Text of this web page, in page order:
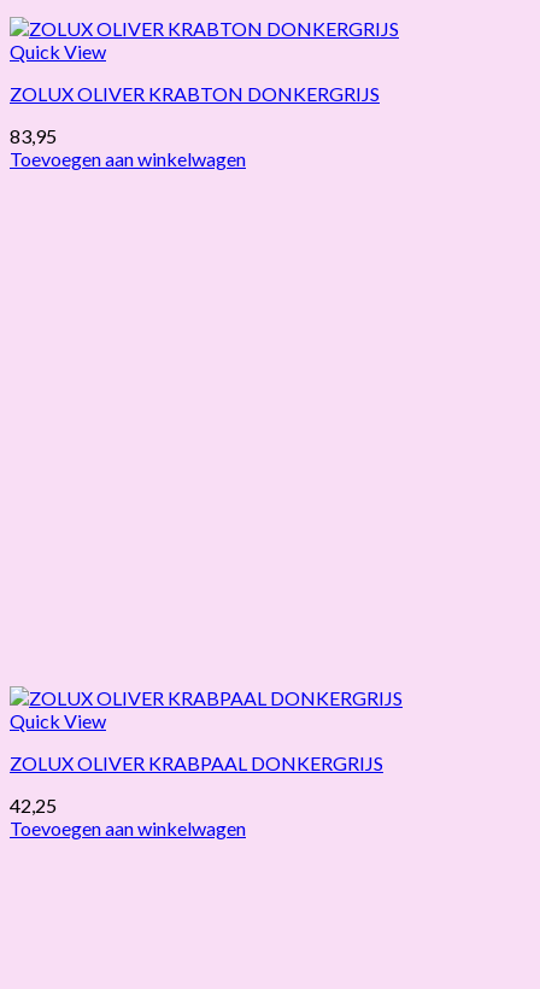
Quick View
ZOLUX OLIVER KRABTON DONKERGRIJS
83,95
Toevoegen aan winkelwagen
Quick View
ZOLUX OLIVER KRABPAAL DONKERGRIJS
42,25
Toevoegen aan winkelwagen